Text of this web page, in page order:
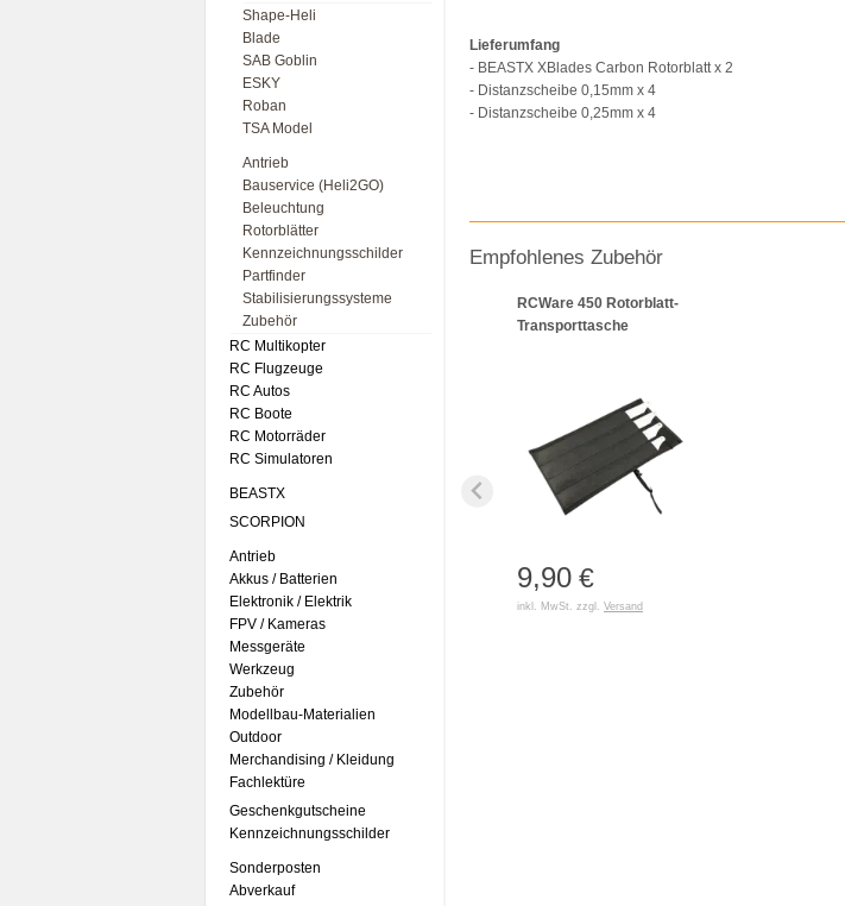
Shape-Heli
Blade
SAB Goblin
ESKY
Roban
TSA Model
Antrieb
Bauservice (Heli2GO)
Beleuchtung
Rotorblätter
Kennzeichnungsschilder
Partfinder
Stabilisierungssysteme
Zubehör
RC Multikopter
RC Flugzeuge
RC Autos
RC Boote
RC Motorräder
RC Simulatoren
BEASTX
SCORPION
Antrieb
Akkus / Batterien
Elektronik / Elektrik
FPV / Kameras
Messgeräte
Werkzeug
Zubehör
Modellbau-Materialien
Outdoor
Merchandising / Kleidung
Fachlektüre
Geschenkgutscheine
Kennzeichnungsschilder
Sonderposten
Abverkauf
Lieferumfang
- BEASTX XBlades Carbon Rotorblatt x 2
- Distanzscheibe 0,15mm x 4
- Distanzscheibe 0,25mm x 4
Empfohlenes Zubehör
RCWare 450 Rotorblatt-
Transporttasche
9,90 €
inkl. MwSt. zzgl. Versand